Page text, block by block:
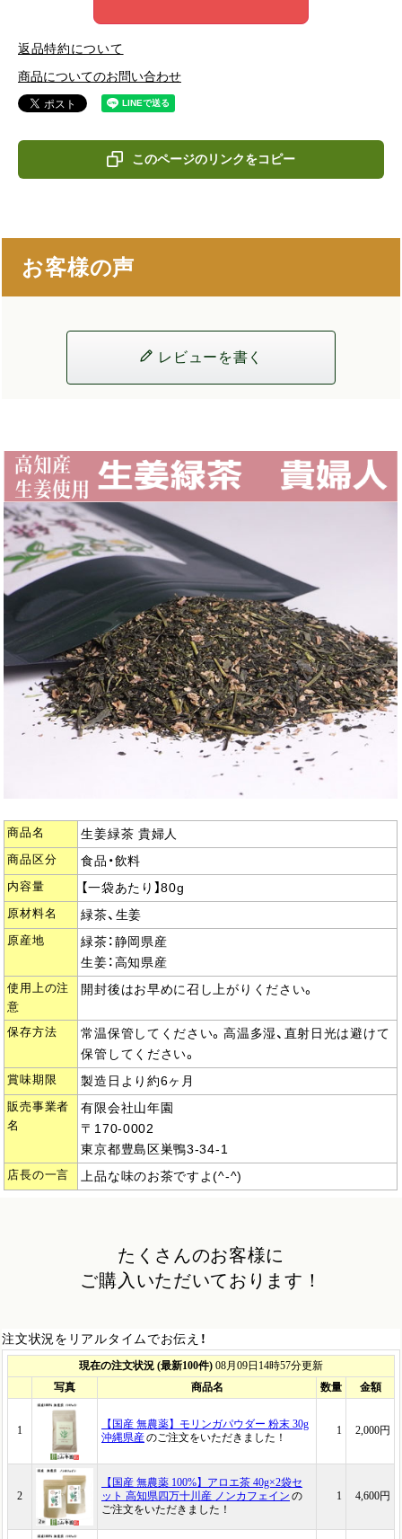
返品特約について
商品についてのお問い合わせ
このページのリンクをコピー
お客様の声
レビューを書く
商品名 生姜緑茶 貴婦人
商品区分 食品・飲料
内容量 【一袋あたり】80g
原材料名 緑茶、生姜
原産地
緑茶：静岡県産
生姜：高知県産
使用上の注
意
開封後はお早めに召し上がりください。
保存方法
常温保管してください。高温多湿、直射日光は避けて
保管してください。
賞味期限 製造日より約6ヶ月
販売事業者
名
有限会社山年園
〒170-0002
東京都豊島区巣鴨3-34-1
店長の一言 上品な味のお茶ですよ(^-^)
たくさんのお客様に
ご購入いただいております！
注文状況をリアルタイムでお伝え！